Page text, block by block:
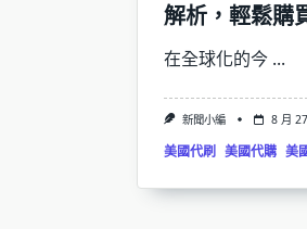
解析，輕鬆購
在全球化的今 ...
新聞小編 8 月
美國代刷 美國代購 美